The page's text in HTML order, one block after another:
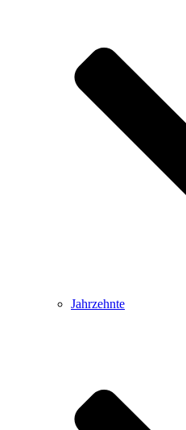
Jahrzehnte